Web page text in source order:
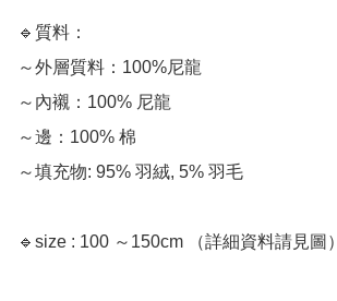
🔹質料：
～外層質料：100%尼龍
～內襯：100% 尼龍
～邊：100% 棉
～填充物: 95% 羽絨, 5% 羽毛
🔹size : 100 ～150cm （詳細資料請見圖）